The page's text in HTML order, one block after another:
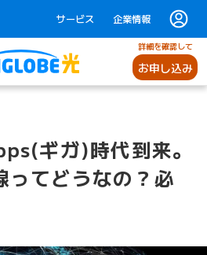
サービス 企業情報
詳細を確認して
お申し込み
ギガ)時代到来。
てどうなの？必